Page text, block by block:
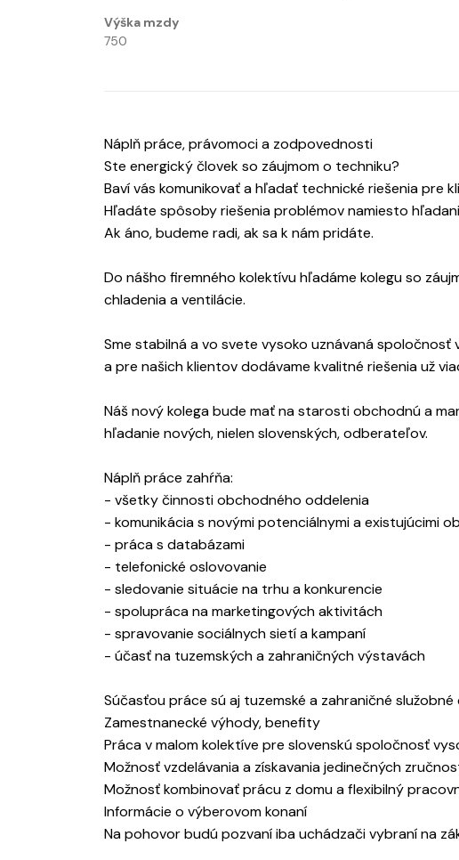
Výška mzdy
750
Náplň práce, právomoci a zodpovednosti
Ste energický človek so záujmom o techniku?
Baví vás komunikovať a hľadať technické riešenia pre
Hľadáte spôsoby riešenia problémov namiesto
Ak áno, budeme radi, ak sa k nám pridáte.
Do nášho firemného kolektívu hľadáme kolegu so
chladenia a ventilácie.
Sme stabilná a vo svete vysoko uznávaná
a pre našich klientov dodávame kvalitné riešenia už
Náš nový kolega bude mať na starosti obchodnú a
hľadanie nových, nielen slovenských, odberateľov.
Náplň práce zahŕňa:
- všetky činnosti obchodného oddelenia
- komunikácia s novými potenciálnymi a existujúcimi
- práca s databázami
- telefonické oslovovanie
- sledovanie situácie na trhu a konkurencie
- spolupráca na marketingových aktivitách
- spravovanie sociálnych sietí a kampaní
- účasť na tuzemských a zahraničných výstavách
Súčasťou práce sú aj tuzemské a zahraničné
Zamestnanecké výhody, benefity
Práca v malom kolektíve pre slovenskú spoločnosť
Možnosť vzdelávania a získavania jedinečných
Možnosť kombinovať prácu z domu a flexibilný
Informácie o výberovom konaní
Na pohovor budú pozvaní iba uchádzači vybraní na